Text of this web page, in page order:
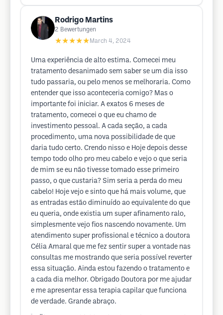
Rodrigo Martins
2 Bewertungen
★★★★★ March 4, 2024
Uma experiência de alto estima. Comecei meu
tratamento desanimado sem saber se um dia isso
tudo passaria, ou pelo menos se melhoraria. Como
entender que isso aconteceria comigo? Mas o
importante foi iniciar. A exatos 6 meses de
tratamento, comecei o que eu chamo de
investimento pessoal. A cada seção, a cada
procedimento, uma nova possibilidade de que
daria tudo certo. Crendo nisso e Hoje depois desse
tempo todo olho pro meu cabelo e vejo o que seria
de mim se eu não tivesse tomado esse primeiro
passo, o que custaria? Sim seria a perda do meu
cabelo! Hoje vejo e sinto que há mais volume, que
as entradas estão diminuído ao equivalente do que
eu queria, onde existia um super afinamento ralo,
simplesmente vejo fios nascendo novamente. Um
atendimento super profissional e técnico a doutora
Célia Amaral que me fez sentir super a vontade nas
consultas me mostrando que seria possível reverter
essa situação. Ainda estou fazendo o tratamento e
a cada dia melhor. Obrigado Doutora por me ajudar
e me apresentar essa terapia capilar que funciona
de verdade. Grande abraço.